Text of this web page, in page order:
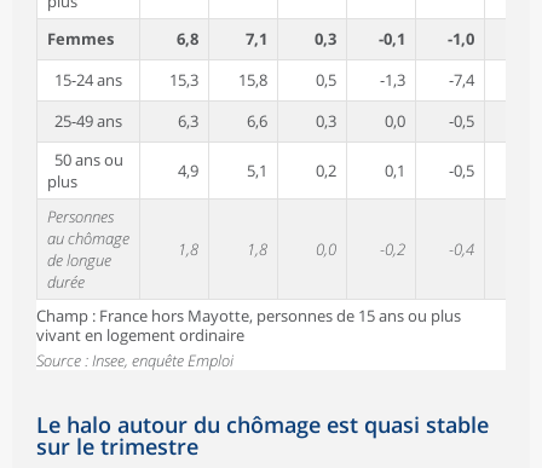
Femmes 6,8 7,1 0,3 -0,1 -1,0
15-24 ans
15,3 15,8 0,5 -1,3 -7,4
25-49 ans
6,3 6,6 0,3 0,0 -0,5
50 ans ou
plus
4,9 5,1 0,2 0,1 -0,5
Personnes
au chômage
de longue
durée
1,8 1,8 0,0 -0,2 -0,4
Champ : France hors Mayotte, personnes de 15 ans ou plus
vivant en logement ordinaire
Source : Insee, enquête Emploi
Le halo autour du chômage est quasi stable
sur le trimestre